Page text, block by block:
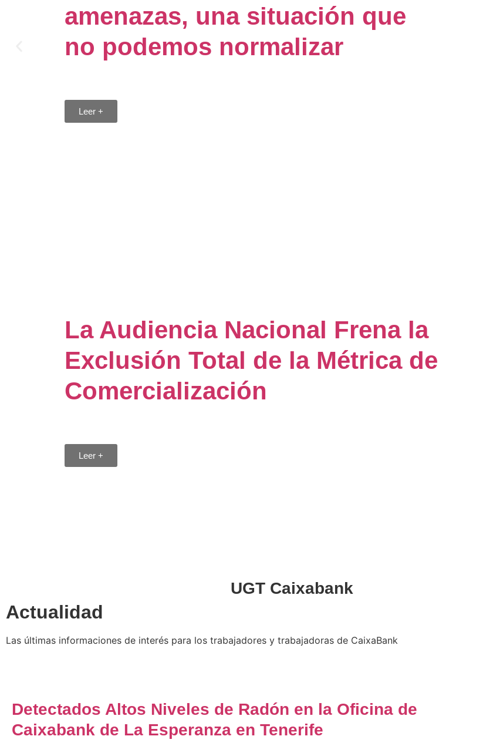
amenazas, una situación que
no podemos normalizar
Leer +
La Audiencia Nacional Frena la
Exclusión Total de la Métrica de
Comercialización
Leer +
UGT Caixabank
Actualidad
Las últimas informaciones de interés para los trabajadores y trabajadoras de CaixaBank
Detectados Altos Niveles de Radón en la Oficina de
Caixabank de La Esperanza en Tenerife